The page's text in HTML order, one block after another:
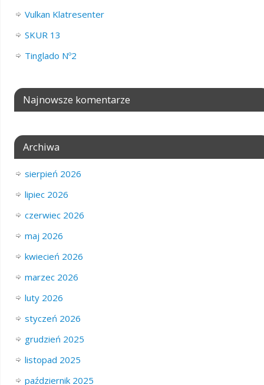
Vulkan Klatresenter
SKUR 13
Tinglado Nº2
Najnowsze komentarze
Archiwa
sierpień 2026
lipiec 2026
czerwiec 2026
maj 2026
kwiecień 2026
marzec 2026
luty 2026
styczeń 2026
grudzień 2025
listopad 2025
październik 2025